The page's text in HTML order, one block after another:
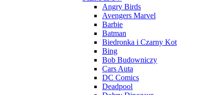
Angry Birds
Avengers Marvel
Barbie
Batman
Biedronka i Czarny Kot
Bing
Bob Budowniczy
Cars Auta
DC Comics
Deadpool